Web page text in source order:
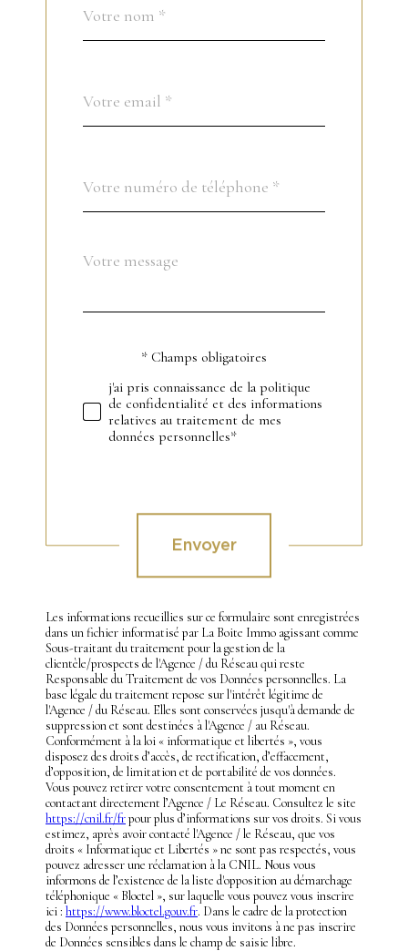
*
*
*
Fieldset
défaut
Message
Validation
* Champs obligatoires
j'ai pris connaissance de la politique
de confidentialité et des informations
relatives au traitement de mes
données personnelles*
Envoyer
Les informations recueillies sur ce formulaire sont enregistrées
dans un fichier informatisé par La Boite Immo agissant comme
Sous-traitant du traitement pour la gestion de la
clientèle/prospects de l'Agence / du Réseau qui reste
Responsable du Traitement de vos Données personnelles. La
base légale du traitement repose sur l'intérêt légitime de
l'Agence / du Réseau. Elles sont conservées jusqu'à demande de
suppression et sont destinées à l'Agence / au Réseau.
Conformément à la loi « informatique et libertés », vous
disposez des droits d’accès, de rectification, d’effacement,
d’opposition, de limitation et de portabilité de vos données.
Vous pouvez retirer votre consentement à tout moment en
contactant directement l’Agence / Le Réseau. Consultez le site
https://cnil.fr/frpour plus d’informations sur vos droits. Si vous
estimez, après avoir contacté l'Agence / le Réseau, que vos
droits « Informatique et Libertés » ne sont pas respectés, vous
pouvez adresser une réclamation à la CNIL. Nous vous
informons de l’existence de la liste d'opposition au démarchage
téléphonique « Bloctel », sur laquelle vous pouvez vous inscrire
ici : https://www.bloctel.gouv.fr. Dans le cadre de la protection
des Données personnelles, nous vous invitons à ne pas inscrire
de Données sensibles dans le champ de saisie libre.